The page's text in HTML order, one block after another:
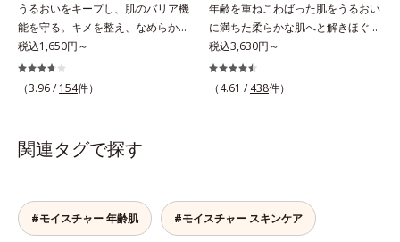
分を放出する特殊技術によって、高
い浸透力(*3)と安定性を実現。毛穴
の目立ちをしっかりケア(*4)して、
ゆらぎやすいニキビ肌を、みずみず
しい清潔な垢抜け肌(*1)へと導きま
(*5)。L＝さっぱりタイプ（ニキビ
できやすい肌・普通肌～乾性肌）*1
洗浄による汚れの除去*2 テトラ2-
のない、みずみずしいやわ肌を実現
します。 * 糖化する前の古くなった
角層をふき取り、やわらかい肌を保
つこと。
うるおいをキープし、肌のバリア機
能を守る。キメを整え、なめらかな
肌にするニキビ対策保湿液。「ニキ
ビをくり返してしまう」「毛穴目立
ちが気になる」「マスク生活であご
本原因「肌のバリア機能の低下」
と、肌悩み「毛穴の目立ち」の両方
の和漢植物由来成分とコラーゲンが
肌をいたわりながらうるおいを与
税込1,650円～
（3.96 / 154件）
年齢を重ねこわばった肌をうるおい
に満ちた柔らかな肌へと解きほぐ
す。セラミド配合保湿クリーム。う
るおい続く柔らかな肌へ整える、エ
イジングケア(*1)保湿クリームで
に浸透(*4)し、うるおいに満ちた状
態が続く肌へ整えます。さらに年齢
税込3,630円～
（4.61 / 438件）
関連タグで探す
#モイスチャー 年齢肌 #モイスチャー スキンケア